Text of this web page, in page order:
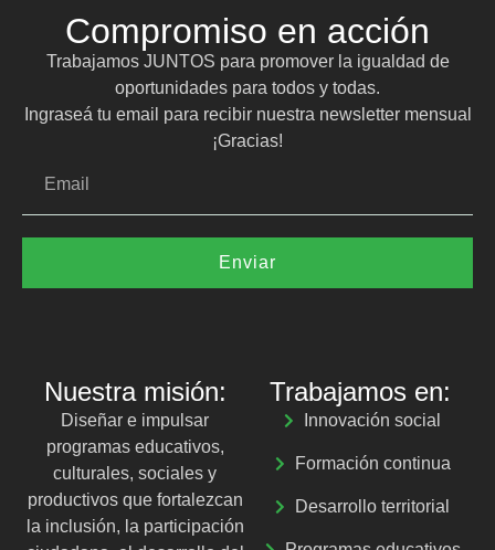
Compromiso en acción
Trabajamos JUNTOS para promover la igualdad de
oportunidades para todos y todas.
Ingraseá tu email para recibir nuestra newsletter mensual
¡Gracias!
Enviar
Nuestra misión:
Diseñar e impulsar
programas educativos,
culturales, sociales y
productivos que fortalezcan
la inclusión, la participación
Trabajamos en:
Innovación social
Formación continua
Desarrollo territorial